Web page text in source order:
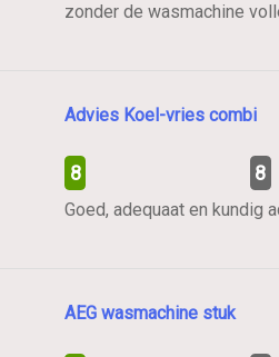
zonder de wasmachine
Advies Koel-vries combi
8 8
Goed, adequaat en kundig
AEG wasmachine stuk